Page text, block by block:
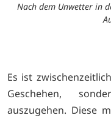
Nach dem Unwetter in
Es ist
Geschehen,
auszugehen. Diese